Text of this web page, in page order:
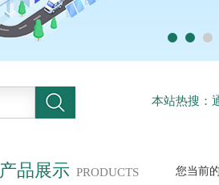
本站热搜：
产品展示 PRODUCTS 您当前